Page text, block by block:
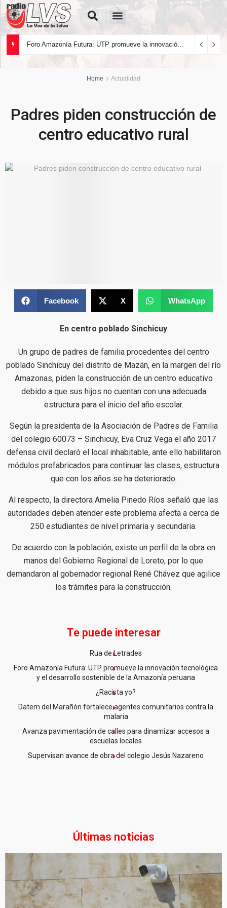
Home Actualidad
Padres piden construcción de
centro educativo rural
Facebook X WhatsApp
En centro poblado Sinchicuy
Un grupo de padres de familia procedentes del centro
poblado Sinchicuy del distrito de Mazán, en la margen del río
Amazonas, piden la construcción de un centro educativo
debido a que sus hijos no cuentan con una adecuada
estructura para el inicio del año escolar.
Según la presidenta de la Asociación de Padres de Familia
del colegio 60073 – Sinchicuy, Eva Cruz Vega el año 2017
defensa civil declaró el local inhabitable, ante ello habilitaron
módulos prefabricados para continuar las clases, estructura
que con los años se ha deteriorado.
Al respecto, la directora Amelia Pinedo Ríos señaló que las
autoridades deben atender este problema afecta a cerca de
250 estudiantes de nivel primaria y secundaria.
De acuerdo con la población, existe un perfil de la obra en
manos del Gobierno Regional de Loreto, por lo que
demandaron al gobernador regional René Chávez que agilice
los trámites para la construcción.
Te puede interesar
Rua de Letrades
Foro Amazonía Futura: UTP promueve la innovación tecnológica
y el desarrollo sostenible de la Amazonía peruana
¿Racista yo?
Datem del Marañón fortalece agentes comunitarios contra la
malaria
Avanza pavimentación de calles para dinamizar accesos a
escuelas locales
Supervisan avance de obra del colegio Jesús Nazareno
Últimas noticias